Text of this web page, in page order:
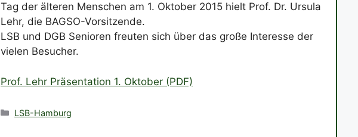
Tag der älteren Menschen am 1. Oktober 2015 hielt Prof. Dr. Ursula
Lehr, die BAGSO-Vorsitzende.
LSB und DGB Senioren freuten sich über das große Interesse der
vielen Besucher.
Prof. Lehr Präsentation 1. Oktober (PDF)
Kategorien
LSB-Hamburg